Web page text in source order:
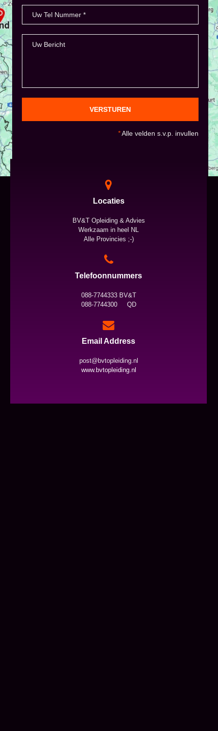
VERSTUREN
*Alle velden s.v.p. invullen
Locaties
BV&T Opleiding & Advies
Werkzaam in heel NL
Alle Provincies ;-)
Telefoonnummers
088-7744333 BV&T
088-7744300 QD
Email Address
post@bvtopleiding.nl
www.bvtopleiding.nl